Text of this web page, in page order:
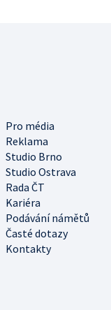
Pro média
Reklama
Studio Brno
Studio Ostrava
Rada ČT
Kariéra
Podávání námětů
Časté dotazy
Kontakty